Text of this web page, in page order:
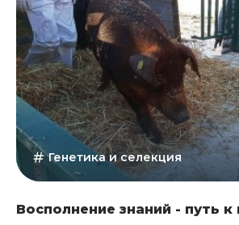
Генетика и селекция
Восполнение знаний - путь к